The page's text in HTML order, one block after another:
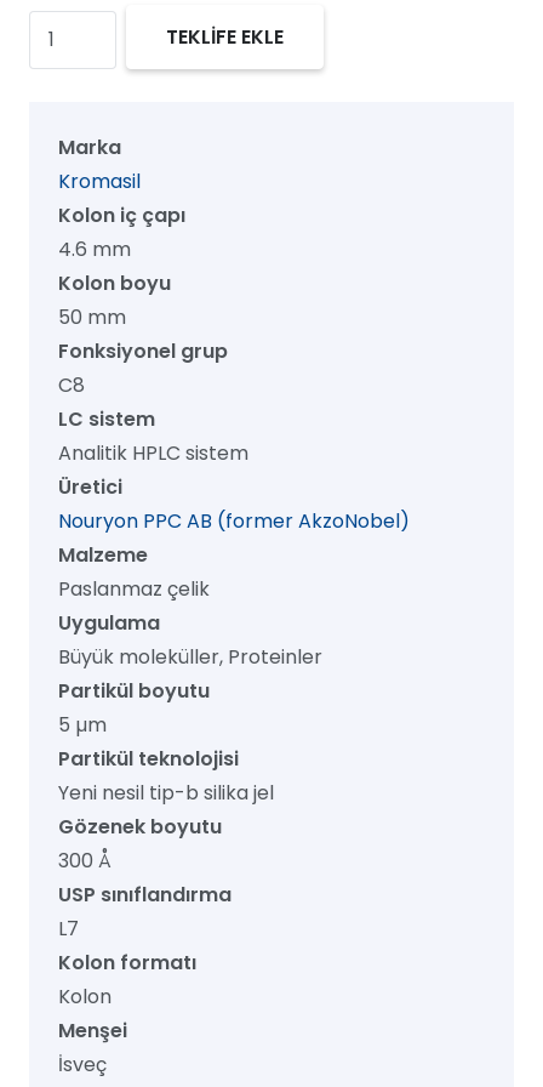
Kromasil
300
Kolon,
300
µm,
mm
mm,
1/pk
adet
TEKLİFE EKLE
Marka
Kromasil
Kolon iç çapı
4.6 mm
Kolon boyu
50 mm
Fonksiyonel grup
C8
LC sistem
Analitik HPLC sistem
Üretici
Nouryon PPC AB (former AkzoNobel)
Malzeme
Paslanmaz çelik
Uygulama
Büyük moleküller, Proteinler
Partikül boyutu
5 µm
Partikül teknolojisi
Yeni nesil tip-b silika jel
Gözenek boyutu
300 Å
USP sınıflandırma
L7
Kolon formatı
Kolon
Menşei
İsveç